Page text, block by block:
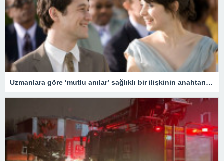
Uzmanlara göre ‘mutlu anılar’ sağlıklı bir ilişkinin anahtarı olabilir